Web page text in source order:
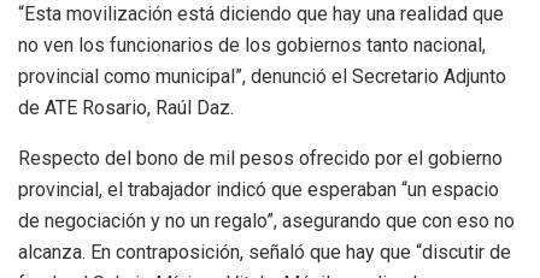
“Esta movilización está diciendo que hay una realidad que
no ven los funcionarios de los gobiernos tanto nacional,
provincial como municipal”, denunció el Secretario Adjunto
de ATE Rosario, Raúl Daz.
Respecto del bono de mil pesos ofrecido por el gobierno
provincial, el trabajador indicó que esperaban “un espacio
de negociación y no un regalo”, asegurando que con eso no
alcanza. En contraposición, señaló que hay que “discutir de